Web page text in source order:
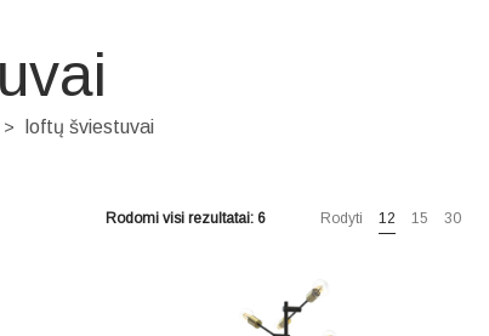
> loftų šviestuvai
Rodomi visi rezultatai: 6 Rodyti 12 15 30